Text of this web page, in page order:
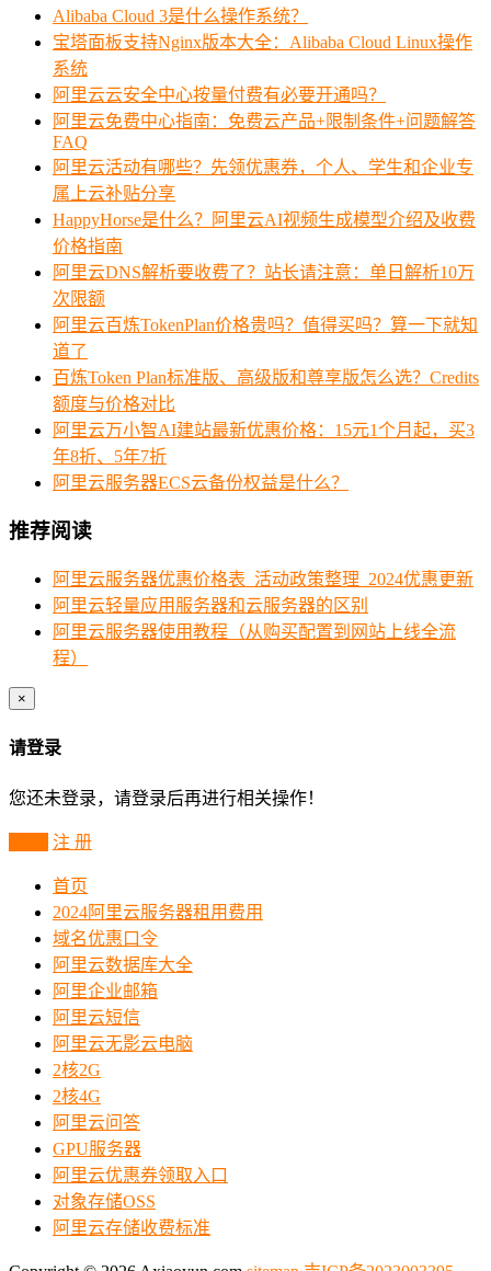
Alibaba Cloud 3是什么操作系统？
宝塔面板支持Nginx版本大全：Alibaba Cloud Linux操作
系统
阿里云云安全中心按量付费有必要开通吗？
阿里云免费中心指南：免费云产品+限制条件+问题解答
FAQ
阿里云活动有哪些？先领优惠券，个人、学生和企业专
属上云补贴分享
HappyHorse是什么？阿里云AI视频生成模型介绍及收费
价格指南
阿里云DNS解析要收费了？站长请注意：单日解析10万
次限额
阿里云百炼TokenPlan价格贵吗？值得买吗？算一下就知
道了
百炼Token Plan标准版、高级版和尊享版怎么选？Credits
额度与价格对比
阿里云万小智AI建站最新优惠价格：15元1个月起，买3
年8折、5年7折
阿里云服务器ECS云备份权益是什么？
推荐阅读
阿里云服务器优惠价格表_活动政策整理_2024优惠更新
阿里云轻量应用服务器和云服务器的区别
阿里云服务器使用教程（从购买配置到网站上线全流
程）
×
请登录
您还未登录，请登录后再进行相关操作！
注 册
首页
2024阿里云服务器租用费用
域名优惠口令
阿里云数据库大全
阿里企业邮箱
阿里云短信
阿里云无影云电脑
2核2G
2核4G
阿里云问答
GPU服务器
阿里云优惠券领取入口
对象存储OSS
阿里云存储收费标准